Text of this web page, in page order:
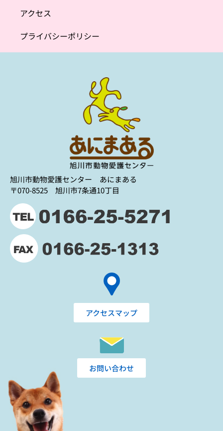
アクセス
プライバシーポリシー
旭川市動物愛護センター あにまある
〒070-8525 旭川市7条通10丁目
アクセスマップ
お問い合わせ